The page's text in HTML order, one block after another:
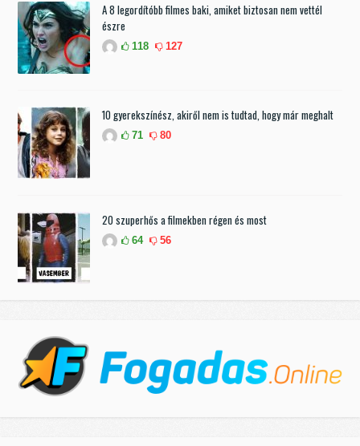
A 8 legordítóbb filmes baki, amiket biztosan nem vettél
észre
118 127
10 gyerekszínész, akiről nem is tudtad, hogy már meghalt
71 80
20 szuperhős a filmekben régen és most
64 56